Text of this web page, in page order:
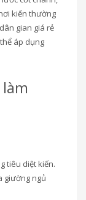
kiến thường
gian giá rẻ
áp dụng
tiêu diệt kiến.
giường ngủ